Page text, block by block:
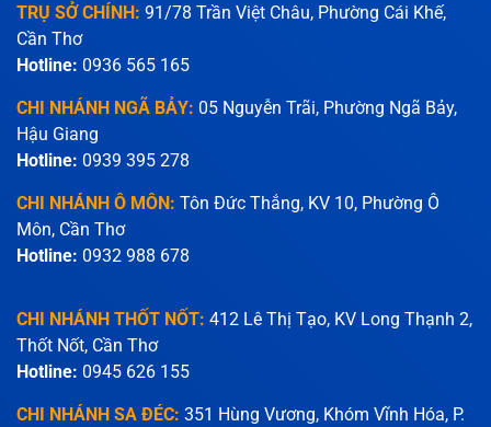
TRỤ SỞ CHÍNH: 91/78 Trần Việt Châu, Phường Cái Khế,
Cần Thơ
Hotline: 0936 565 165
CHI NHÁNH NGÃ BẢY: 05 Nguyễn Trãi, Phường Ngã Bảy,
Hậu Giang
Hotline: 0939 395 278
CHI NHÁNH Ô MÔN: Tôn Đức Thắng, KV 10, Phường Ô
Môn, Cần Thơ
Hotline: 0932 988 678
CHI NHÁNH THỐT NỐT: 412 Lê Thị Tạo, KV Long Thạnh 2,
Thốt Nốt, Cần Thơ
Hotline: 0945 626 155
CHI NHÁNH SA ĐÉC: 351 Hùng Vương, Khóm Vĩnh Hóa, P.